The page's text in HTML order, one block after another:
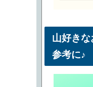
山好き
参考に♪